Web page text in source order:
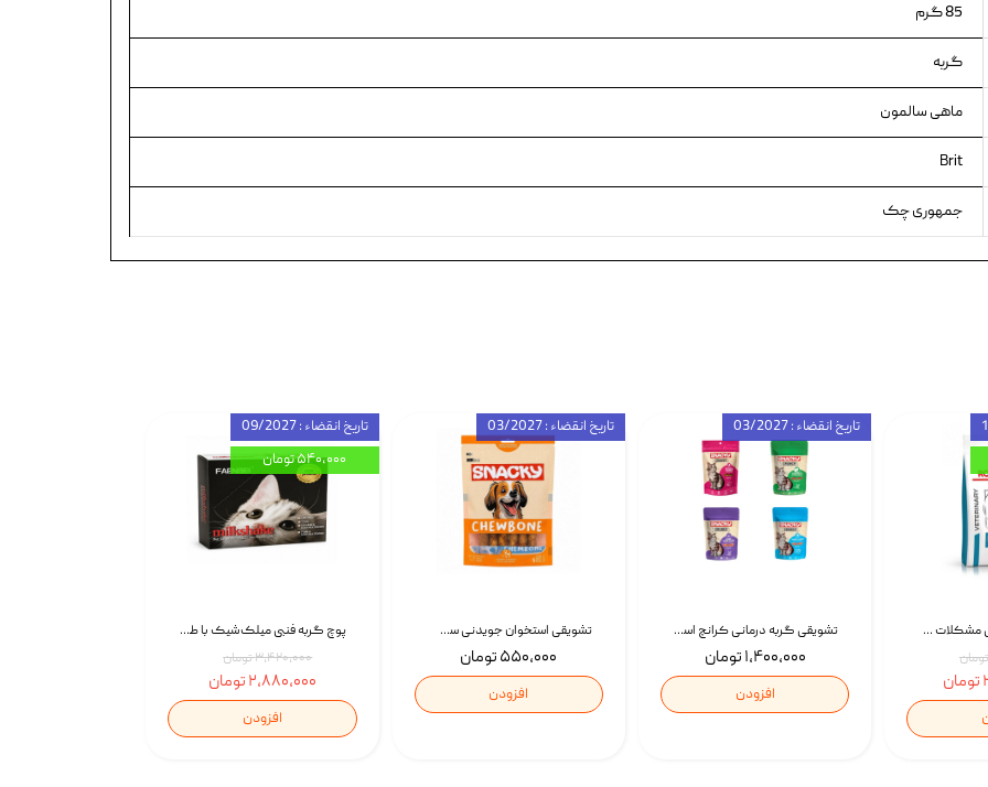
85 گرم
گربه
ماهی سالمون
Brit
جمهوری چک
پوچ گربه فنبی میلک‌شیک با طعم مرغ Faenbei Cat Milk Shake Pouch بسته 12 عددی
۳,۴۲۰,۰۰۰ تومان
۲,۸۸۰,۰۰۰ تومان
افزودن
تاریخ انقضاء : 09/2027
۵۴۰,۰۰۰ تومان
تشویقی استخوان جویدنی سگ اسنکی کرانچی با طعم مرغ Snacky Crunchy Munchy وزن 100 گرم
۵۵۰,۰۰۰ تومان
افزودن
تاریخ انقضاء : 03/2027
تشویقی گربه درمانی کرانچ اسنکی با طعم میکس Snacky Crunch Cat Treats وزن 60 گرم بسته 4 عددی
۱,۴۰۰,۰۰۰ تومان
افزودن
تاریخ انقضاء : 03/2027
غذای خشک درمانی مشکلات گوارشی سگ رویال کنین Royal Canin Hypoallergenic وزن 7 کیلوگرم | پت استوک